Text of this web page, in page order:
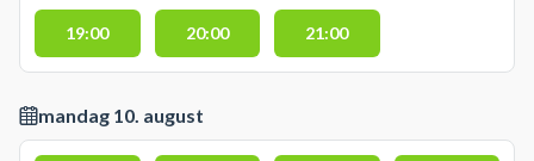
19:00 20:00 21:00
mandag 10. august